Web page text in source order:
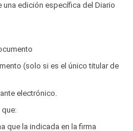
una edición específica del Diario
(solo si es el único titular de
electrónico.
que:
que la indicada en la firma